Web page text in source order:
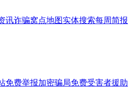
讯诈骗窝点地图实体搜索每周简报
免费举报加密骗局免费受害者援助